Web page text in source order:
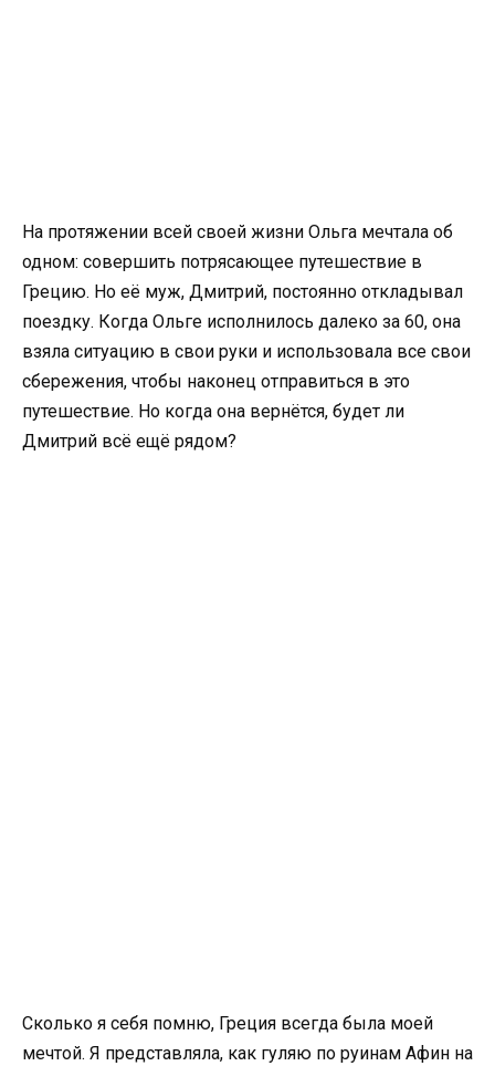
На протяжении всей своей жизни Ольга мечтала об
одном: совершить потрясающее путешествие в
Грецию. Но её муж, Дмитрий, постоянно откладывал
поездку. Когда Ольге исполнилось далеко за 60, она
взяла ситуацию в свои руки и использовала все свои
сбережения, чтобы наконец отправиться в это
путешествие. Но когда она вернётся, будет ли
Дмитрий всё ещё рядом?
Сколько я себя помню, Греция всегда была моей
мечтой. Я представляла, как гуляю по руинам Афин на